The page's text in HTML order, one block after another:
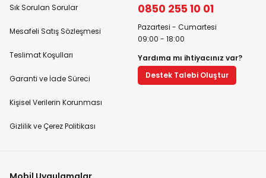
Sık Sorulan Sorular
Mesafeli Satış Sözleşmesi
Teslimat Koşulları
Garanti ve İade Süreci
Kişisel Verilerin Korunması
Gizlilik ve Çerez Politikası
0850 255 10 01
Pazartesi - Cumartesi
09:00 - 18:00
Yardıma mı ihtiyacınız var?
Destek Talebi Oluştur